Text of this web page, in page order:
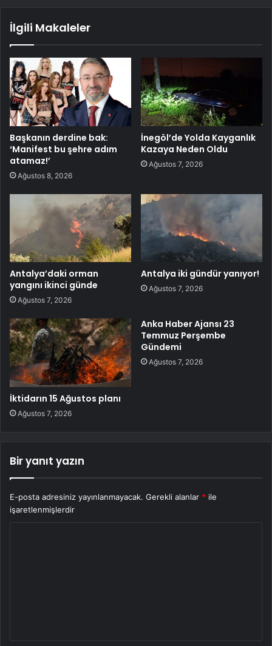
İlgili Makaleler
Başkanın derdine bak:
‘Manifest bu şehre adım
atamaz!’
Ağustos 8, 2026
İnegöl’de Yolda Kayganlık
Kazaya Neden Oldu
Ağustos 7, 2026
Antalya’daki orman
yangını ikinci günde
Ağustos 7, 2026
Antalya iki gündür yanıyor!
Ağustos 7, 2026
İktidarın 15 Ağustos planı
Ağustos 7, 2026
Anka Haber Ajansı 23
Temmuz Perşembe
Gündemi
Ağustos 7, 2026
Bir yanıt yazın
E-posta adresiniz yayınlanmayacak. Gerekli alanlar * ile
işaretlenmişlerdir